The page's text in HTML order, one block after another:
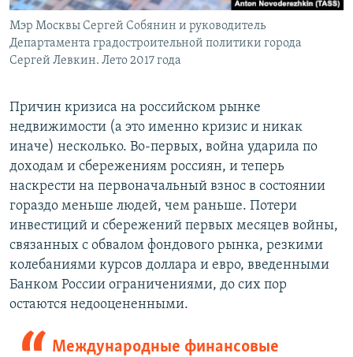
Мэр Москвы Сергей Собянин и руководитель
Департамента градостроительной политики города
Сергей Левкин. Лето 2017 года
Причин кризиса на российском рынке
недвижимости (а это именно кризис и никак
иначе) несколько. Во-первых, война ударила по
доходам и сбережениям россиян, и теперь
наскрести на первоначальный взнос в состоянии
гораздо меньше людей, чем раньше. Потери
инвестиций и сбережений первых месяцев войны,
связанных с обвалом фондового рынка, резкими
колебаниями курсов доллара и евро, введенными
Банком России ограничениями, до сих пор
остаются недооцененными.
Международные финансовые